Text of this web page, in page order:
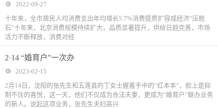
2022-09-27
十年来，全市居民人均消费支出年均增长5.7%消费提质扩容成经济“压舱
石”十年来，北京消费规模持续扩大，品质显著提升，供给日趋完善，市场
活力不断释放，消费对经
2·14 “婚育户”一次办
2023-02-15
2月14日，沈阳的张先生和五莲县的丁女士握着手中的“红本本”，脸上是抑
制不住的喜悦，这一天，他们不仅成为合法夫妻，更成为“婚育户”联办业务
的新人。说起这项业务，张先生夫妇高兴